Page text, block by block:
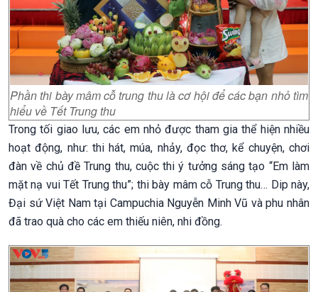
Phần thi bày mâm cỗ trung thu là cơ hội để các bạn nhỏ tìm
hiểu về Tết Trung thu
Trong tối giao lưu, các em nhỏ được tham gia thể hiện nhiều
hoạt động, như: thi hát, múa, nhảy, đọc thơ, kể chuyện, chơi
đàn về chủ đề Trung thu, cuộc thi ý tưởng sáng tạo “Em làm
mặt nạ vui Tết Trung thu”; thi bày mâm cỗ Trung thu… Dip này,
Đại sứ Việt Nam tại Campuchia Nguyễn Minh Vũ và phu nhân
đã trao quà cho các em thiếu niên, nhi đồng.